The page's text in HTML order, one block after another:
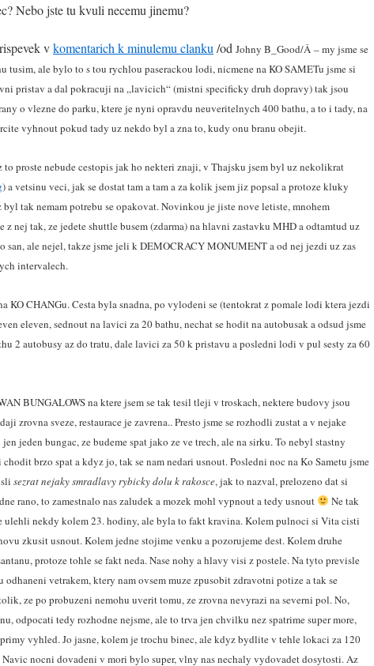
Nebo jste tu kvuli necemu jinemu?
vkomentarich k minulemu clanku /od Johny B_Good/Â – my jsme se
tusim, ale bylo to s tou rychlou paserackou lodi, nicmene na KO SAMETu jsme si
pristav a dal pokracuji na „lavicich“ (mistni specificky druh dopravy) tak jsou
o vlezne do parku, ktere je nyni opravdu neuveritelnych 400 bathu, a to i tady, na
vyhnout pokud tady uz nekdo byl a zna to, kudy onu branu obejit.
to proste nebude cestopis jak ho nekteri znaji, v Thajsku jsem byl uz nekolikrat
) a vetsinu veci, jak se dostat tam a tam a za kolik jsem jiz popsal a protoze kluky
tak nemam potrebu se opakovat. Novinkou je jiste nove letiste, mnohem
z nej tak, ze jedete shuttle busem (zdarma) na hlavni zastavku MHD a odtamtud uz
san, ale nejel, takze jsme jeli k DEMOCRACY MONUMENT a od nej jezdi uz zas
intervalech.
KO CHANGu. Cesta byla snadna, po vylodeni se (tentokrat z pomale lodi ktera jezdi
eleven, sednout na lavici za 20 bathu, nechat se hodit na autobusak a odsud jsme
2 autobusy az do tratu, dale lavici za 50 k pristavu a posledni lodi v pul sesty za 60
BUNGALOWS na ktere jsem se tak tesil tleji v troskach, nektere budovy jsou
zrovna sveze, restaurace je zavrena.. Presto jsme se rozhodli zustat a v nejake
jeden bungac, ze budeme spat jako ze ve trech, ale na sirku. To nebyl stastny
brzo spat a kdyz jo, tak se nam nedari usnout. Posledni noc na Ko Sametu jsme
sezrat nejaky smradlavy rybicky dolu k rakosce, jak to nazval, prelozeno dat si
rano, to zamestnalo nas zaludek a mozek mohl vypnout a tedy usnout
Ne tak
ulehli nekdy kolem 23. hodiny, ale byla to fakt kravina. Kolem pulnoci si Vita cisti
zkusit usnout. Kolem jedne stojime venku a pozorujeme dest. Kolem druhe
protoze tohle se fakt neda. Nase nohy a hlavy visi z postele. Na tyto previsle
vetrakem, ktery nam ovsem muze zpusobit zdravotni potize a tak se
ze po probuzeni nemohu uverit tomu, ze zrovna nevyrazi na severni pol. No,
odpocati tedy rozhodne nejsme, ale to trva jen chvilku nez spatrime super more,
vyhled. Jo jasne, kolem je trochu binec, ale kdyz bydlite v tehle lokaci za 120
Navic nocni dovadeni v mori bylo super, vlny nas nechaly vydovadet dosytosti. Az